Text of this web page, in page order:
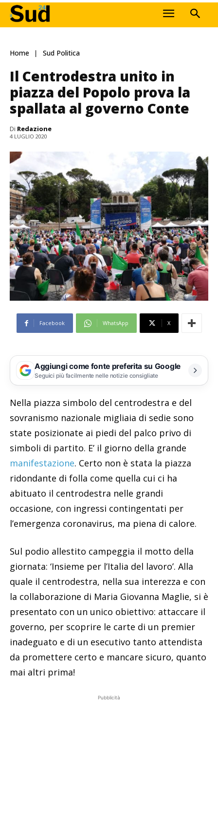
Home Sud Politica
Il Centrodestra unito in
piazza del Popolo prova la
spallata al governo Conte
Di Redazione
4 LUGLIO 2020
Facebook WhatsApp X
Aggiungi come fonte preferita su Google
Seguici più facilmente nelle notizie consigliate
Nella piazza simbolo del centrodestra e del
sovranismo nazionale migliaia di sedie sono
state posizionate ai piedi del palco privo di
simboli di partito. E’ il giorno della grande
manifestazione. Certo non è stata la piazza
ridondante di folla come quella cui ci ha
abituato il centrodestra nelle grandi
occasione, con ingressi contingentati per
l’emergenza coronavirus, ma piena di calore.
Sul podio allestito campeggia il motto della
giornata: ‘Insieme per l’Italia del lavoro’. Alla
quale il centrodestra, nella sua interezza e con
la collaborazione di Maria Giovanna Maglie, si è
presentato con un unico obiettivo: attaccare il
governo, per scoprire le carte di un premier
inadeguato e di un esecutivo tanto attendista
da promettere certo e mancare sicuro, quanto
mai altri prima!
Pubblicità